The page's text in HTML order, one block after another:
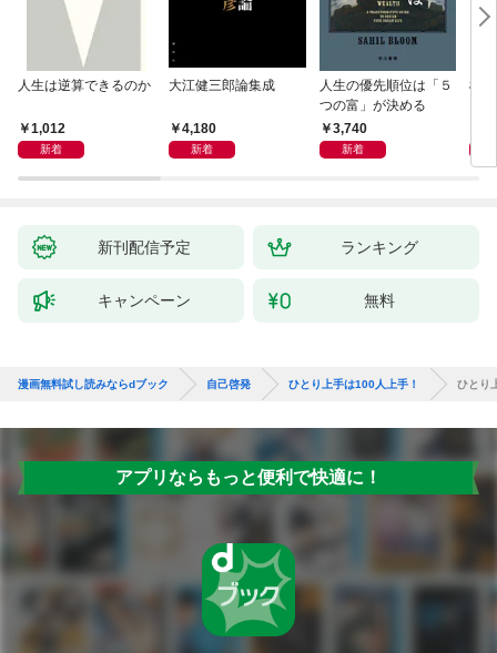
人生は逆算できるのか
1,012
新着
大江健三郎論集成
4,180
新着
人生の優先順位は「５
つの富」が決める
3,740
新着
極
新刊配信予定 ランキング
キャンペーン 無料
漫画無料試し読みならdブック 自己啓発 ひとり上手は100人上手！ ひとり
アプリならもっと便利で快適に！